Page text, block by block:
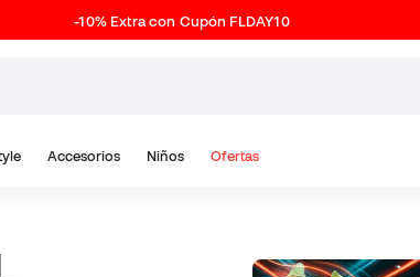
-10% Extra con Cupón FLDAY10
Accesorios Niños Ofertas